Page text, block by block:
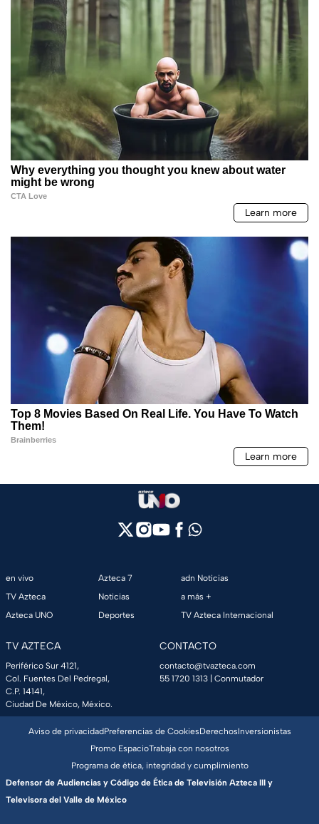
en vivo
TV Azteca
Azteca UNO
Azteca 7
Noticias
Deportes
adn Noticias
a más +
TV Azteca Internacional
TV AZTECA
Periférico Sur 4121,
Col. Fuentes Del Pedregal,
C.P. 14141,
Ciudad De México, México.
CONTACTO
contacto@tvazteca.com
55 1720 1313 | Conmutador
Aviso de privacidadPreferencias de CookiesDerechosInversionistas
Promo EspacioTrabaja con nosotros
Programa de ética, integridad y cumplimiento
Defensor de Audiencias y Código de Ética de Televisión Azteca III y
Televisora del Valle de México